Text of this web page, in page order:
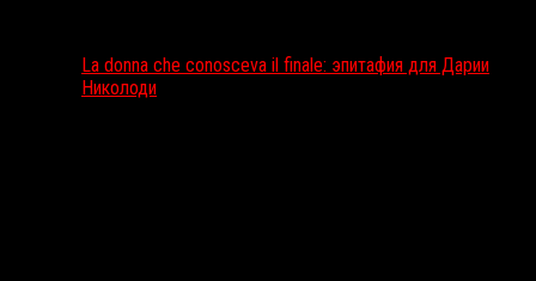
La donna che conosceva il finale: эпитафия для Дарии
Николоди